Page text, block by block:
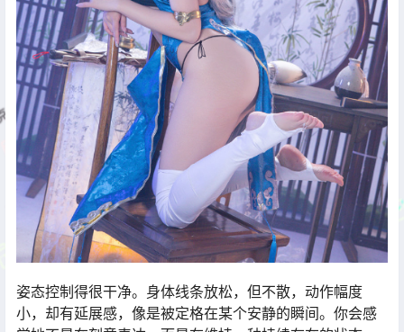
姿态控制得很干净。身体线条放松，但不散，动作幅度
小，却有延展感，像是被定格在某个安静的瞬间。你会感